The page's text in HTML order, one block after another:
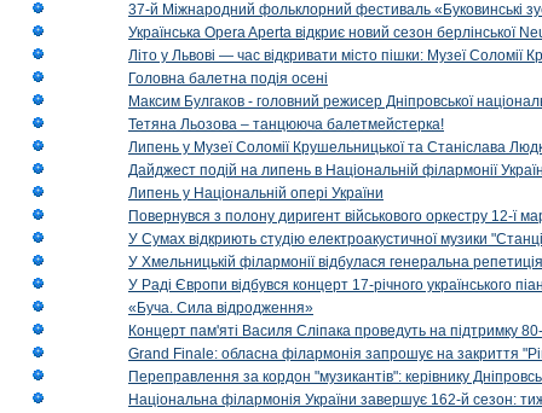
37-й Міжнародний фольклорний фестиваль «Буковинські
Українська Opera Aperta відкриє новий сезон берлінської
Літо у Львові — час відкривати місто пішки: Музеї Соломії
Головна балетна подія осені
Максим Булгаков - головний режисер Дніпровської
Тетяна Льозова – танцююча балетмейстерка!
Липень у Музеї Соломії Крушельницької та Станіслава
Дайджест подій на липень в Національній філармонії
Липень у Національній опері України
Повернувся з полону диригент військового оркестру 12-ї
У Сумах відкриють студію електроакустичної музики
У Хмельницькій філармонії відбулася генеральна
У Раді Європи відбувся концерт 17-річного українського
«Буча. Сила відродження»
Концерт пам'яті Василя Сліпака проведуть на підтримку
Grand Finale: обласна філармонія запрошує на закриття
Переправлення за кордон "музикантів": керівнику
Національна філармонія України завершує 162-й сезон: